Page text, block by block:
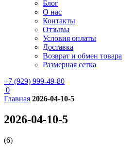
Блог
О нас
Контакты
Отзывы
Условия оплаты
Доставка
Возврат и обмен товара
Размерная сетка
+7 (929) 999-49-80
0
Главная 2026-04-10-5
2026-04-10-5
(6)